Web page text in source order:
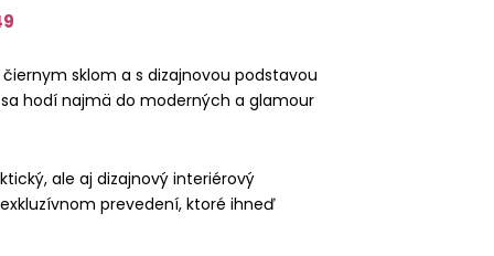
sklom a s dizajnovou podstavou
hodí najmä do moderných a glamour
ale aj dizajnový interiérový
prevedení, ktoré ihneď